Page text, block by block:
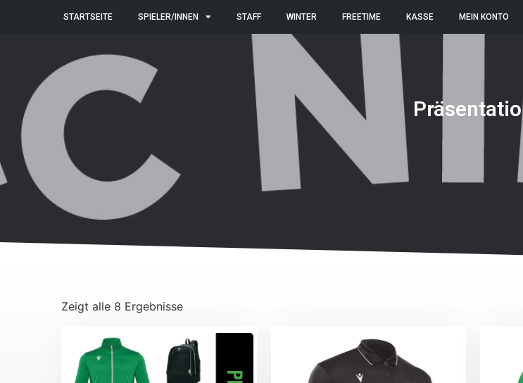
STARTSEITE SPIELER/INNEN STAFF WINTER FREETIME KASSE MEIN KONTO
Zeigt alle 8 Ergebnisse